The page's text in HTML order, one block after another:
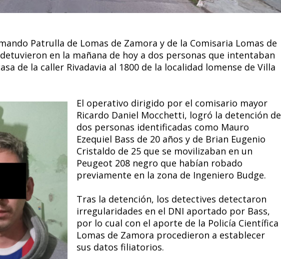
Patrulla de Lomas de Zamora y de la Comisaria Lomas de
en la mañana de hoy a dos personas que intentaban
de la caller Rivadavia al 1800 de la localidad lomense de Villa
El operativo dirigido por el comisario mayor
Ricardo Daniel Mocchetti, logró la detención de
dos personas identificadas como Mauro
Ezequiel Bass de 20 años y de Brian Eugenio
Cristaldo de 25 que se movilizaban en un
Peugeot 208 negro que habían robado
previamente en la zona de Ingeniero Budge.
Tras la detención, los detectives detectaron
irregularidades en el DNI aportado por Bass,
por lo cual con el aporte de la Policía Científica
Lomas de Zamora procedieron a establecer
sus datos filiatorios.